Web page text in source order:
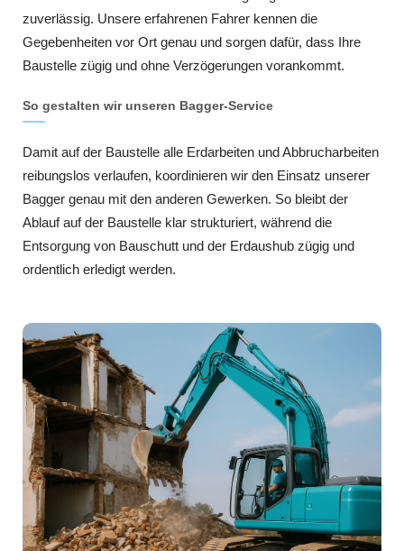
zuverlässig. Unsere erfahrenen Fahrer kennen die
Gegebenheiten vor Ort genau und sorgen dafür, dass Ihre
Baustelle zügig und ohne Verzögerungen vorankommt.
So gestalten wir unseren Bagger-Service
Damit auf der Baustelle alle Erdarbeiten und Abbrucharbeiten
reibungslos verlaufen, koordinieren wir den Einsatz unserer
Bagger genau mit den anderen Gewerken. So bleibt der
Ablauf auf der Baustelle klar strukturiert, während die
Entsorgung von Bauschutt und der Erdaushub zügig und
ordentlich erledigt werden.